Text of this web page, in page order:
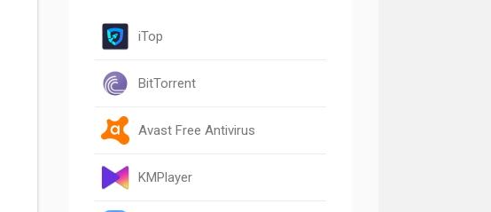
iTop
BitTorrent
Avast Free Antivirus
KMPlayer